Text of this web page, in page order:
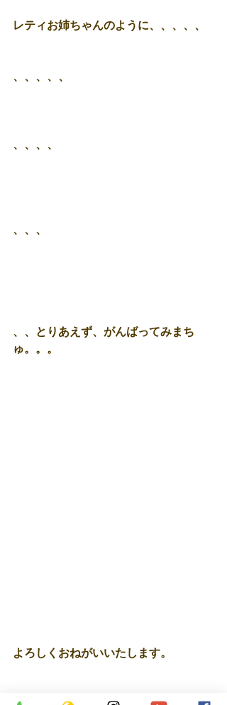
レティお姉ちゃんのように、、、、、
、、、、、
、、、、
、、、
、、とりあえず、がんばってみまち
ゅ。。。
よろしくおねがいいたします。